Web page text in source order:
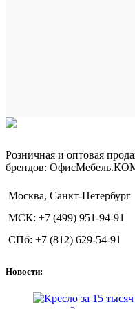
Розничная и оптовая
брендов:
Москва, Санкт-Петербург
МСК: +7 (499) 951-94-91
СПб: +7 (812) 629-54-91
Новости: